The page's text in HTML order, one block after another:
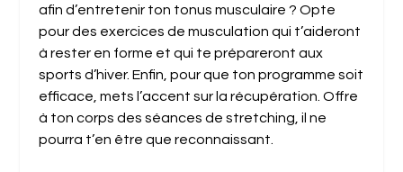
afin d’entretenir ton tonus musculaire ? Opte
pour des exercices de musculation qui t’aideront
à rester en forme et qui te prépareront aux
sports d’hiver. Enfin, pour que ton programme soit
efficace, mets l’accent sur la récupération. Offre
à ton corps des séances de stretching, il ne
pourra t’en être que reconnaissant.